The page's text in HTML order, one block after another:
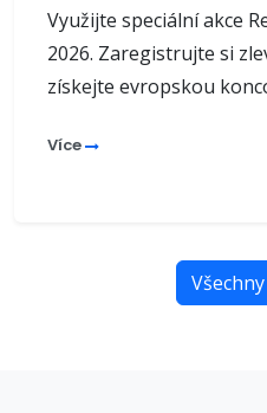
Využijte speciální akce
2026. Zaregistrujte si
získejte evropskou
Více